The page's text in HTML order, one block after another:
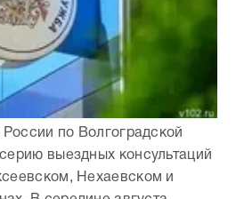
по Волгоградской
выездных консультаций
Нехаевском и